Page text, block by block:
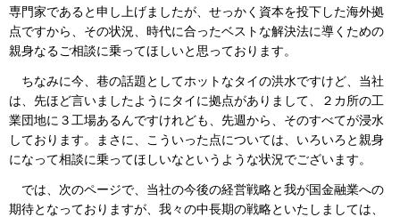
専門家であると申し上げましたが、せっかく資本を投下した海外拠
点ですから、その状況、時代に合ったベストな解決法に導くための
親身なるご相談に乗ってほしいと思っております。
ちなみに今、巷の話題としてホットなタイの洪水ですけど、当社
は、先ほど言いましたようにタイに拠点がありまして、２カ所の工
業団地に３工場あるんですけれども、先週から、そのすべてが浸水
しております。まさに、こういった点については、いろいろと親身
になって相談に乗ってほしいなというような状況でございます。
では、次のページで、当社の今後の経営戦略と我が国金融業への
期待となっておりますが、我々の中長期の戦略といたしましては、